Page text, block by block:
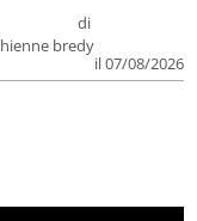
di
bredy
il 07/08/2026